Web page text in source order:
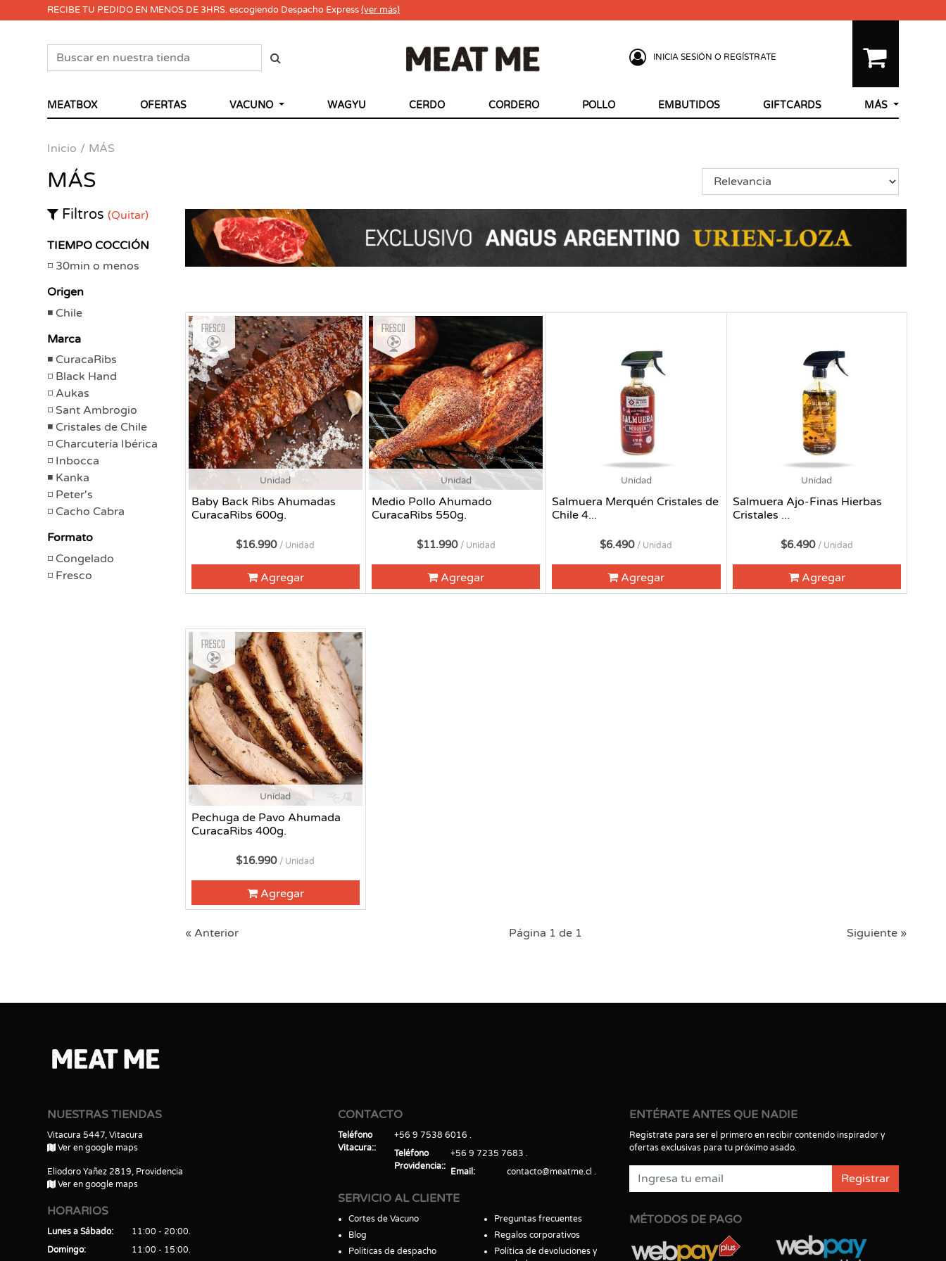
RECIBE TU PEDIDO EN MENOS DE 3HRS. escogiendo Despacho Express(ver más)
INICIA SESIÓN O REGÍSTRATE
MEATBOX OFERTAS VACUNO WAGYU CERDO CORDERO POLLO EMBUTIDOS GIFTCARDS MÁS
Inicio MÁS
MÁS
Filtros (Quitar)
TIEMPO COCCIÓN
30min o menos
Origen
Chile
Marca
CuracaRibs
Black Hand
Aukas
Sant Ambrogio
Cristales de Chile
Charcutería Ibérica
Inbocca
Kanka
Peter's
Cacho Cabra
Formato
Congelado
Fresco
Unidad
Baby Back Ribs Ahumadas
CuracaRibs 600g.
Fresco
$16.990 / Unidad
Agregar
Unidad
Medio Pollo Ahumado
CuracaRibs 550g.
Fresco
$11.990 / Unidad
Agregar
Unidad
Salmuera Merquén Cristales de
Chile 4...
$6.490 / Unidad
Agregar
Unidad
Salmuera Ajo-Finas Hierbas
Cristales ...
$6.490 / Unidad
Agregar
Unidad
Pechuga de Pavo Ahumada
CuracaRibs 400g.
Fresco
$16.990 / Unidad
Agregar
« Anterior Página 1 de 1 Siguiente »
NUESTRAS TIENDAS
Vitacura 5447, Vitacura
Ver en google maps
Eliodoro Yañez 2819, Providencia
Ver en google maps
HORARIOS
Lunes a Sábado
11:00 - 20:00
Domingo
11:00 - 15:00
CONTACTO
Teléfono
Vitacura:
+56 9 7538 6016
Teléfono
Providencia:
+56 9 7235 7683
Email
contacto@meatme.cl
SERVICIO AL CLIENTE
Cortes de Vacuno
Blog
Políticas de despacho
Preguntas frecuentes
Regalos corporativos
Política de devoluciones y
ENTÉRATE ANTES QUE NADIE
Regístrate para ser el primero en recibir contenido inspirador y
ofertas exclusivas para tu próximo asado.
Registrar
MÉTODOS DE PAGO